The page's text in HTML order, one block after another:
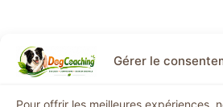
Gérer le
Pour offrir les meilleures expériences,
Informations légales